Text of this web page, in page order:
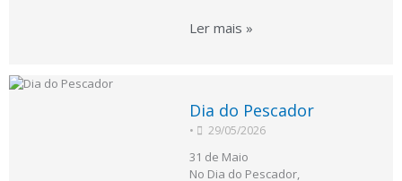
Ler mais »
Dia do Pescador
• 29/05/2026
31 de Maio
No Dia do Pescador,